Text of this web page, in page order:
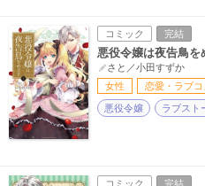
コミック 完結
悪役令嬢は夜告鳥を
さと／小田すずか
女性
恋愛・ラブコ
悪役令嬢 ラブスト
コミック 完結